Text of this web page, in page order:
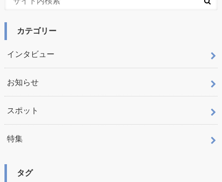
カテゴリー
インタビュー
お知らせ
スポット
特集
タグ